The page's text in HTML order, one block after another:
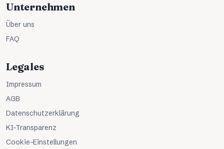
Unternehmen
Über uns
FAQ
Legales
Impressum
AGB
Datenschutzerklärung
KI-Transparenz
Cookie-Einstellungen